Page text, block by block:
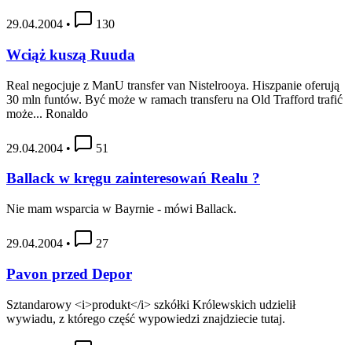
29.04.2004 • 130
Wciąż kuszą Ruuda
Real negocjuje z ManU transfer van Nistelrooya. Hiszpanie oferują
30 mln funtów. Być może w ramach transferu na Old Trafford trafić
może... Ronaldo
29.04.2004 • 51
Ballack w kręgu zainteresowań Realu ?
Nie mam wsparcia w Bayrnie - mówi Ballack.
29.04.2004 • 27
Pavon przed Depor
Sztandarowy <i>produkt</i> szkółki Królewskich udzielił
wywiadu, z którego część wypowiedzi znajdziecie tutaj.